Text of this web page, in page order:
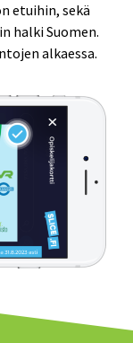
etuihin, sekä
halki Suomen.
alkaessa.